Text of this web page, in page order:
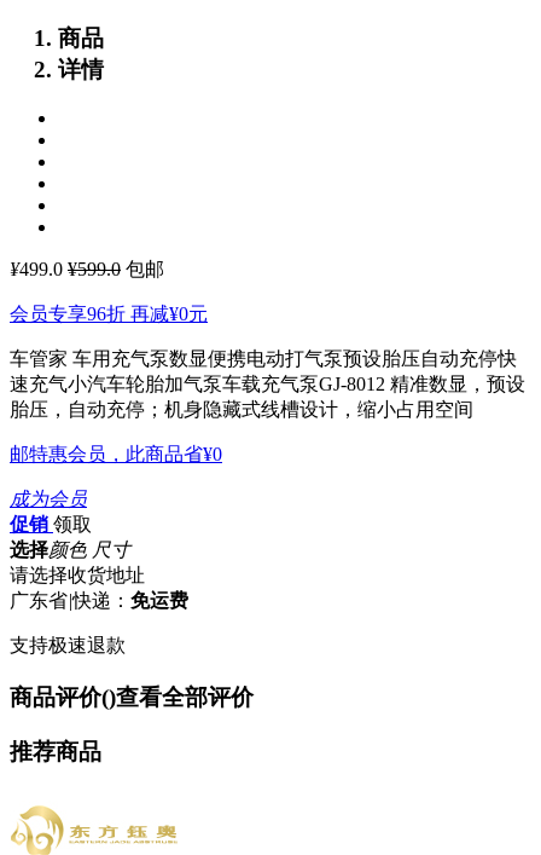
商品
详情
¥499.0 ¥599.0 包邮
会员专享96折 再减¥0元
车管家 车用充气泵数显便携电动打气泵预设胎压自动充停快
速充气小汽车轮胎加气泵车载充气泵GJ-8012 精准数显，预设
胎压，自动充停；机身隐藏式线槽设计，缩小占用空间
邮特惠会员，此商品省¥0
成为会员
促销 领取
选择颜色 尺寸
请选择收货地址
广东省|快递： 免运费
支持极速退款
商品评价()查看全部评价
推荐商品